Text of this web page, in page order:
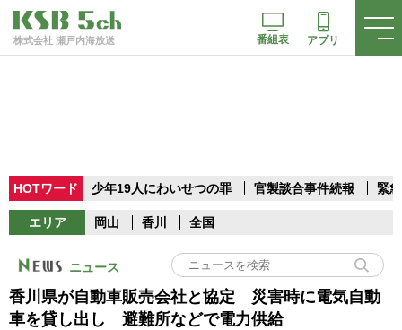
株式会社 瀬戸内海放送 番組表 アプリ
HOTワード 少年19人にわいせつの罪 官製談合事件続報 緊
エリア 岡山 香川 全国
ニュース
香川県が自動車販売会社と協定 災害時に電気自動
車を貸し出し 避難所などで電力供給